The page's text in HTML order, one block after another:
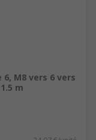
M8 vers 6 vers
m